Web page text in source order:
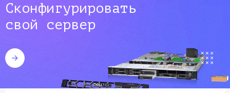
Сконфигурировать
свой сервер